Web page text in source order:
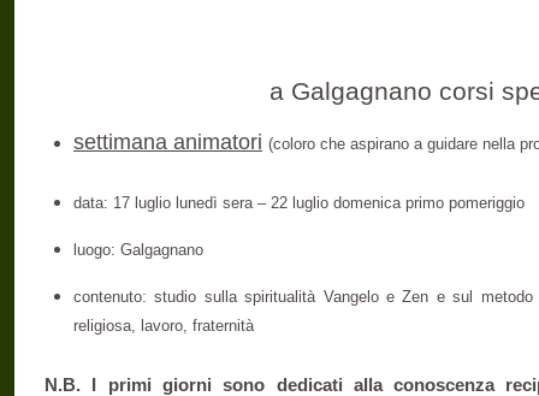
a Galgagnano corsi
settimana animatori (coloro che aspirano a guidare nella
data: 17 luglio lunedì sera – 22 luglio domenica primo pomeriggio
luogo: Galgagnano
contenuto: studio sulla spiritualità Vangelo e Zen e sul
religiosa, lavoro, fraternità
N.B. I primi giorni sono dedicati alla conoscenza